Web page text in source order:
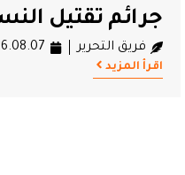
حكمه منذ 7 سنوات
فريق التحرير
اقرأ المزيد